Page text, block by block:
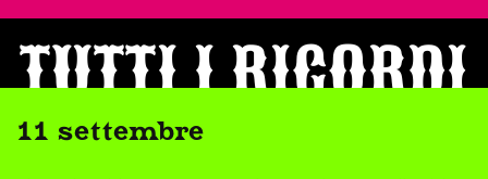
TUTTI I RICORDI
11 settembre